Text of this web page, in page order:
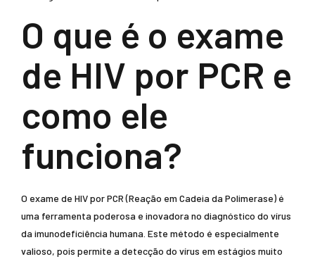
O que é o exame
de HIV por PCR e
como ele
funciona?
O exame de HIV por PCR (Reação em Cadeia da Polimerase) é
uma ferramenta poderosa e inovadora no diagnóstico do vírus
da imunodeficiência humana. Este método é especialmente
valioso, pois permite a detecção do vírus em estágios muito